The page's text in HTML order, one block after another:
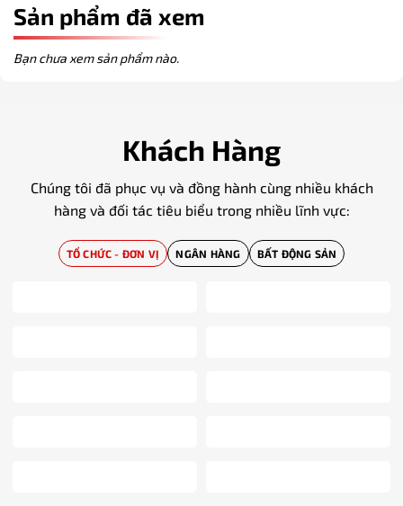
Sản phẩm đã xem
Bạn chưa xem sản phẩm nào.
Khách Hàng
Chúng tôi đã phục vụ và đồng hành cùng nhiều khách
hàng và đối tác tiêu biểu trong nhiều lĩnh vực:
TỔ CHỨC - ĐƠN VỊ NGÂN HÀNG BẤT ĐỘNG SẢN